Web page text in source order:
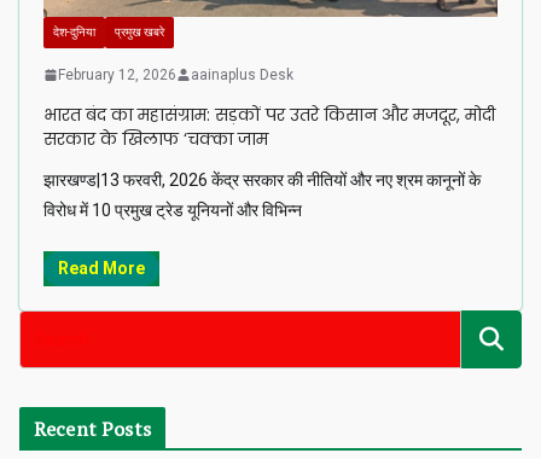
देश-दुनिया प्रमुख खबरे
February 12, 2026 aainaplus Desk
भारत बंद का महासंग्राम: सड़कों पर उतरे किसान और मजदूर, मोदी
सरकार के खिलाफ ‘चक्का जाम
झारखण्ड|13 फरवरी, 2026 केंद्र सरकार की नीतियों और नए श्रम कानूनों के
विरोध में 10 प्रमुख ट्रेड यूनियनों और विभिन्न
Read More
Recent Posts